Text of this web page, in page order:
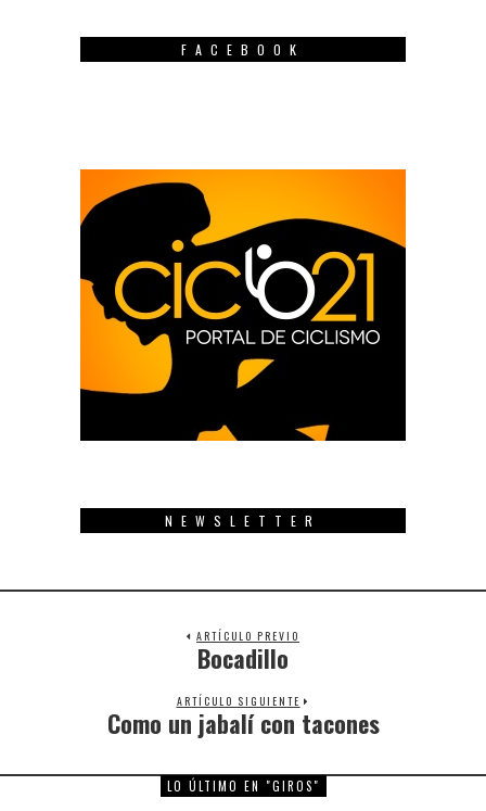
FACEBOOK
NEWSLETTER
ARTÍCULO PREVIO
Previous
Bocadillo
ARTÍCULO SIGUIENTE
Next
Como un jabalí con tacones
LO ÚLTIMO EN "GIROS"